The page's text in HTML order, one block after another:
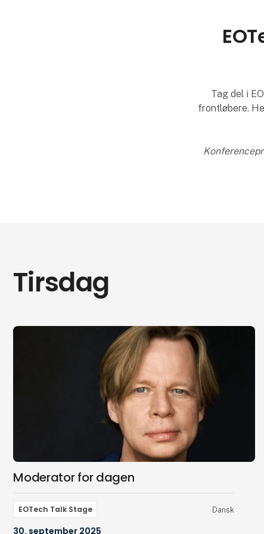
Tag del i
frontløbere.
Tirsdag
Moderator for dagen
EOTech Talk Stage Dansk
30. september 2025